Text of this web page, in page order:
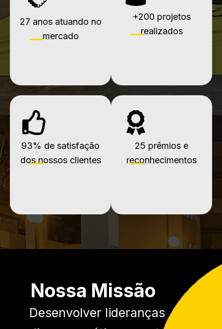
27 anos atuando no
mercado
+200 projetos
realizados
93% de satisfação
dos nossos clientes
25 prêmios e
reconhecimentos
Nossa Missão
Desenvolver lideranças